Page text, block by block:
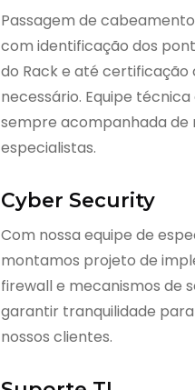
Passagem de
com identificação dos
do Rack e até certificação
necessário. Equipe
sempre acompanhada de
especialistas.
Cyber Security
Com nossa equipe de
montamos projeto de
firewall e mecanismos de
garantir tranquilidade
nossos clientes.